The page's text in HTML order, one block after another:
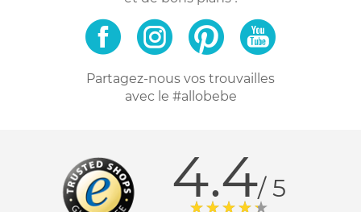
Partagez-nous vos trouvailles
avec le #allobebe
4.4/ 5